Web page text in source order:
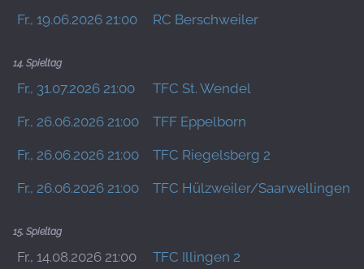
Fr., 19.06.2026 21:00 RC Berschweiler
14. Spieltag
Fr., 31.07.2026 21:00 TFC St. Wendel
Fr., 26.06.2026 21:00 TFF Eppelborn
Fr., 26.06.2026 21:00 TFC Riegelsberg 2
Fr., 26.06.2026 21:00 TFC Hülzweiler/Saarwellingen 3
15. Spieltag
Fr., 14.08.2026 21:00 TFC Illingen 2